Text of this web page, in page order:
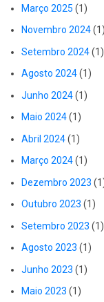
Março 2025 (1)
Novembro 2024(1)
Setembro 2024(1)
Agosto 2024(1)
Junho 2024(1)
Maio 2024(1)
Abril 2024(1)
Março 2024(1)
Dezembro 2023
Outubro 2023 (1)
Setembro 2023 (1)
Agosto 2023 (1)
Junho 2023 (1)
Maio 2023 (1)